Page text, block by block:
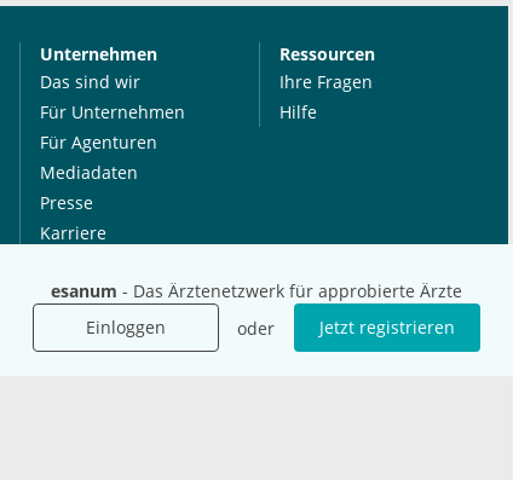
esanum - Das Ärztenetzwerk für approbierte Ärzte
Einloggen
oder Jetzt registrieren
Unternehmen
Das sind wir
Für Unternehmen
Für Agenturen
Mediadaten
Presse
Karriere
Ressourcen
Ihre Fragen
Hilfe
International
esanum.it
Social Media
Youtube